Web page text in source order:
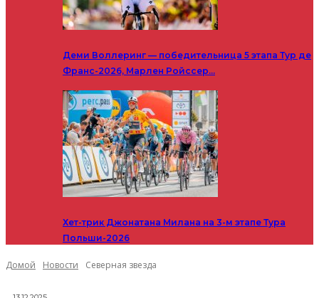
Деми Воллеринг — победительница 5 этапа Тур де
Франс-2026, Марлен Ройссер…
Хет-трик Джонатана Милана на 3-м этапе Тура
Польши-2026
Домой Новости Северная звезда